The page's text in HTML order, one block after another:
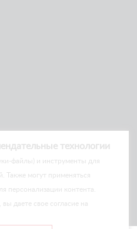
технологии
файлы) и инструменты для
Также могут применяться
персонализации контента.
даете свое согласие на